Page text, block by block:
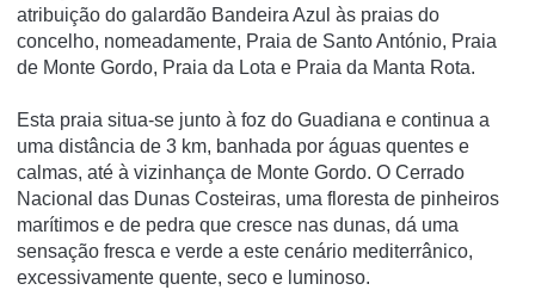
atribuição do galardão Bandeira Azul às praias do
concelho, nomeadamente, Praia de Santo António, Praia
de Monte Gordo, Praia da Lota e Praia da Manta Rota.
Esta praia situa-se junto à foz do Guadiana e continua a
uma distância de 3 km, banhada por águas quentes e
calmas, até à vizinhança de Monte Gordo. O Cerrado
Nacional das Dunas Costeiras, uma floresta de pinheiros
marítimos e de pedra que cresce nas dunas, dá uma
sensação fresca e verde a este cenário mediterrânico,
excessivamente quente, seco e luminoso.